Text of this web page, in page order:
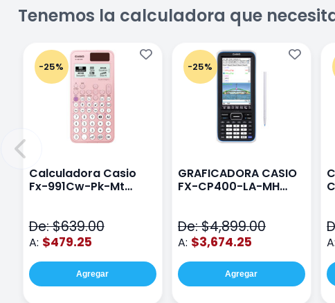
Tenemos la calculadora que
-25%
Calculadora Casio
Fx-991Cw-Pk-Mt
De: $639.00
A: $479.25
Agregar
-25%
GRAFICADORA CASIO
FX-CP400-LA-MH
De: $4,899.00
A: $3,674.25
Agregar
A: